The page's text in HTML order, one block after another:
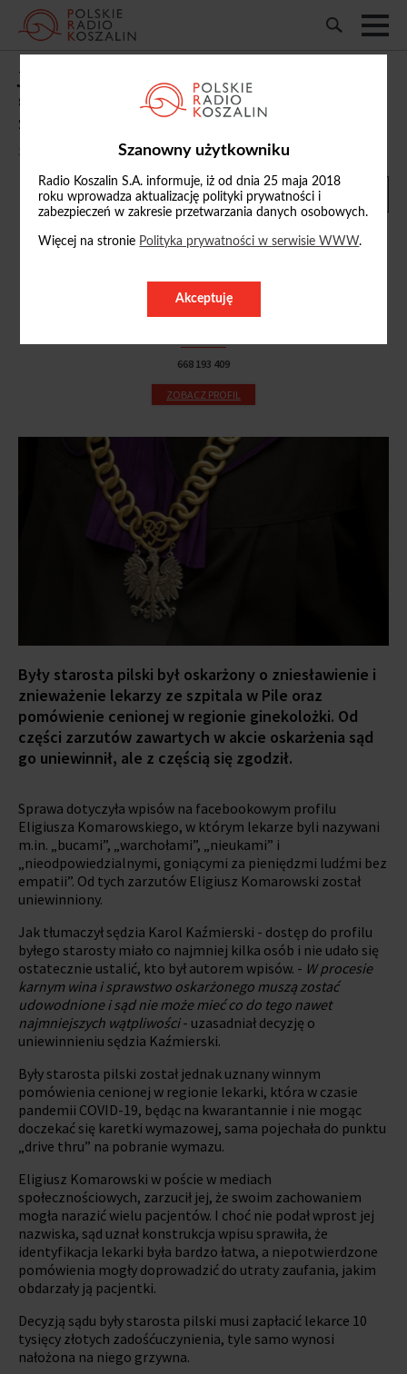
Szanowny użytkowniku
Radio Koszalin S.A. informuje, iż od dnia 25 maja 2018
roku wprowadza aktualizację polityki prywatności i
zabezpieczeń w zakresie przetwarzania danych osobowych.
Więcej na stronie Polityka prywatności w serwisie WWW.
Akceptuję
Jest wyrok w głośnej sprawie byłego
starosty pilskiego. 10 tysięcy zł
zadośćuczynienia dla lekarki
24/07/2025, 12:04
Przemysław Grabiński
p.grabinski
668 193 409
ZOBACZ PROFIL
Były starosta pilski był oskarżony o zniesławienie i
znieważenie lekarzy ze szpitala w Pile oraz
pomówienie cenionej w regionie ginekolożki. Od
części zarzutów zawartych w akcie oskarżenia sąd
go uniewinnił, ale z częścią się zgodził.
Sprawa dotyczyła wpisów na facebookowym profilu
Eligiusza Komarowskiego, w którym lekarze byli nazywani
m.in. „bucami”, „warchołami”, „nieukami” i
„nieodpowiedzialnymi, goniącymi za pieniędzmi ludźmi bez
empatii”. Od tych zarzutów Eligiusz Komarowski został
uniewinniony.
Jak tłumaczył sędzia Karol Kaźmierski - dostęp do profilu
byłego starosty miało co najmniej kilka osób i nie udało się
ostatecznie ustalić, kto był autorem wpisów. - W procesie
karnym wina i sprawstwo oskarżonego muszą zostać
udowodnione i sąd nie może mieć co do tego nawet
najmniejszych wątpliwości- uzasadniał decyzję o
uniewinnieniu sędzia Kaźmierski.
Były starosta pilski został jednak uznany winnym
pomówienia cenionej w regionie lekarki, która w czasie
pandemii COVID-19, będąc na kwarantannie i nie mogąc
doczekać się karetki wymazowej, sama pojechała do punktu
„drive thru” na pobranie wymazu.
Eligiusz Komarowski w poście w mediach
społecznościowych, zarzucił jej, że swoim zachowaniem
mogła narazić wielu pacjentów. I choć nie podał wprost jej
nazwiska, sąd uznał konstrukcja wpisu sprawiła, że
identyfikacja lekarki była bardzo łatwa, a niepotwierdzone
pomówienia mogły doprowadzić do utraty zaufania, jakim
obdarzały ją pacjentki.
Decyzją sądu były starosta pilski musi zapłacić lekarce 10
tysięcy złotych zadośćuczynienia, tyle samo wynosi
nałożona na niego grzywna.